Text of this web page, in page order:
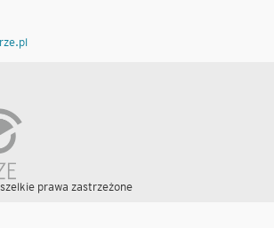
prawa zastrzeżone